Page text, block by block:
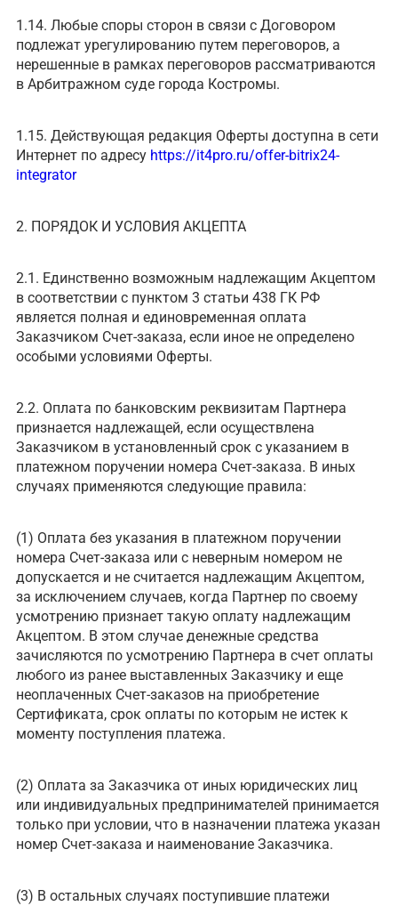
1.14. Любые споры сторон в связи с Договором
подлежат урегулированию путем переговоров, а
нерешенные в рамках переговоров рассматриваются
в Арбитражном суде города Костромы.
1.15. Действующая редакция Оферты доступна в сети
Интернет по адресу https://it4pro.ru/offer-bitrix24-
integrator
2. ПОРЯДОК И УСЛОВИЯ АКЦЕПТА
2.1. Единственно возможным надлежащим Акцептом
в соответствии с пунктом 3 статьи 438 ГК РФ
является полная и единовременная оплата
Заказчиком Счет-заказа, если иное не определено
особыми условиями Оферты.
2.2. Оплата по банковским реквизитам Партнера
признается надлежащей, если осуществлена
Заказчиком в установленный срок с указанием в
платежном поручении номера Счет-заказа. В иных
случаях применяются следующие правила:
(1) Оплата без указания в платежном поручении
номера Счет-заказа или с неверным номером не
допускается и не считается надлежащим Акцептом,
за исключением случаев, когда Партнер по своему
усмотрению признает такую оплату надлежащим
Акцептом. В этом случае денежные средства
зачисляются по усмотрению Партнера в счет оплаты
любого из ранее выставленных Заказчику и еще
неоплаченных Счет-заказов на приобретение
Сертификата, срок оплаты по которым не истек к
моменту поступления платежа.
(2) Оплата за Заказчика от иных юридических лиц
или индивидуальных предпринимателей принимается
только при условии, что в назначении платежа указан
номер Счет-заказа и наименование Заказчика.
(3) В остальных случаях поступившие платежи